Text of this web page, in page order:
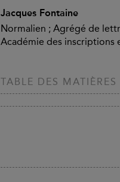
Jacques Fontaine
Normalien ; Agrégé de
Académie des inscriptions
TABLE DES MATIÈRES